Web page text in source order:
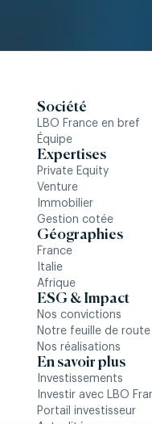
Société
LBO France en bref
Équipe
Expertises
Private Equity
Venture
Immobilier
Gestion cotée
Géographies
France
Italie
Afrique
ESG & Impact
Nos convictions
Notre feuille de route
Nos réalisations
En savoir plus
Investissements
Investir avec LBO
Portail investisseur